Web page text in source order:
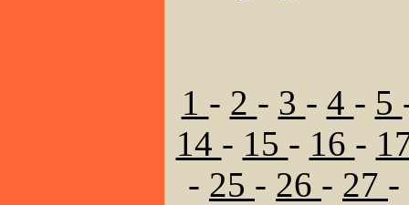
1 - 2 - 3 - 4 - 5
14 - 15 - 16 -
- 25 - 26 - 27 -